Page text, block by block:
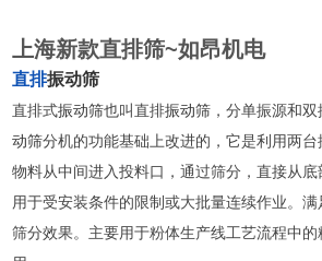
上海新款直排筛~如昂机电
直排振动筛
直排式振动筛也叫直排振动筛 ，分单振源和
动筛分机的功能基础上改进的，它是利用两台
物料从中间进入投料口，通过筛分，直接从
用于受安装条件的限制或大批量连续作业。
筛分效果。主要用于粉体生产线工艺流程中